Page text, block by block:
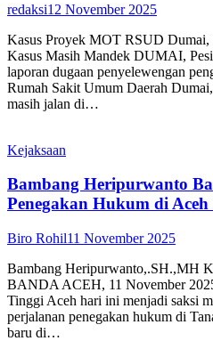
redaksi12 November 2025
Kasus Proyek MOT RSUD Dumai,
Kasus Masih Mandek DUMAI,
laporan dugaan penyelewengan
Rumah Sakit Umum Daerah
masih jalan di…
Kejaksaan
Bambang Heripurwanto
Penegakan Hukum di
Biro Rohil11 November 2025
Bambang Heripurwanto,.SH.,MH
BANDA ACEH, 11 November
Tinggi Aceh hari ini menjadi saksi
perjalanan penegakan hukum di
baru di…